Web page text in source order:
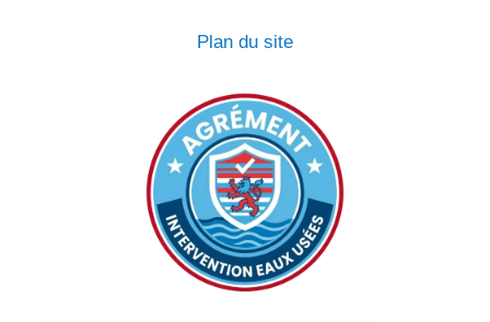
Plan du site